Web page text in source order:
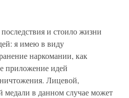
и стоило жизни
я имею в виду
наркомании, как
приложение идей
Лицевой,
медали в данном случае может